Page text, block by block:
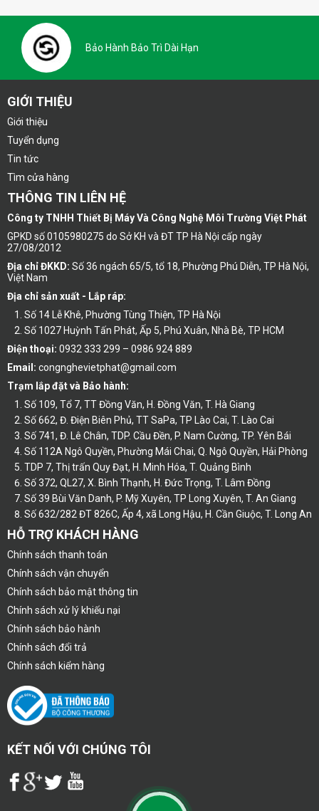
Bảo Hành Bảo Trì Dài Hạn
GIỚI THIỆU
Giới thiệu
Tuyển dụng
Tin tức
Tìm cửa hàng
THÔNG TIN LIÊN HỆ
Công ty TNHH Thiết Bị Máy Và Công Nghệ Môi Trường Việt Phát
GPKD số 0105980275 do Sở KH và ĐT TP Hà Nội cấp ngày
27/08/2012
Địa chỉ ĐKKD: Số 36 ngách 65/5, tổ 18, Phường Phú Diễn, TP Hà Nội,
Việt Nam
Địa chỉ sản xuất - Lắp ráp:
Số 14 Lễ Khê, Phường Tùng Thiện, TP Hà Nội
Số 1027 Huỳnh Tấn Phát, Ấp 5, Phú Xuân, Nhà Bè, TP HCM
Điện thoại: 0932 333 299 – 0986 924 889
Email: congnghevietphat@gmail.com
Trạm lắp đặt và Bảo hành:
Số 109, Tổ 7, TT Đồng Văn, H. Đồng Văn, T. Hà Giang
Số 662, Đ. Điện Biên Phủ, TT SaPa, TP Lào Cai, T. Lào Cai
Số 741, Đ. Lê Chân, TDP. Cầu Đền, P. Nam Cường, TP. Yên Bái
Số 112A Ngô Quyền, Phường Mái Chai, Q. Ngô Quyền, Hải Phòng
TDP 7, Thị trấn Quy Đạt, H. Minh Hóa, T. Quảng Bình
Số 372, QL27, X. Bình Thạnh, H. Đức Trọng, T. Lâm Đồng
Số 39 Bùi Văn Danh, P. Mỹ Xuyên, TP Long Xuyên, T. An Giang
Số 632/282 ĐT 826C, Ấp 4, xã Long Hậu, H. Cần Giuộc, T. Long An
HỖ TRỢ KHÁCH HÀNG
Chính sách thanh toán
Chính sách vận chuyển
Chính sách bảo mật thông tin
Chính sách xử lý khiếu nại
Chính sách bảo hành
Chính sách đổi trả
Chính sách kiểm hàng
KẾT NỐI VỚI CHÚNG TÔI